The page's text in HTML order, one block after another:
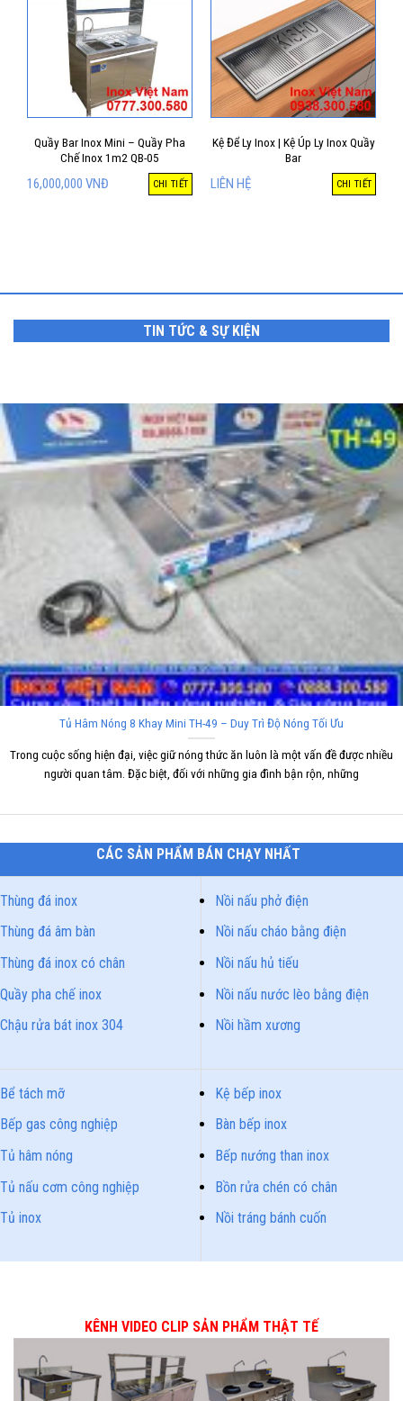
Quầy Bar Inox Mini – Quầy Pha
Chế Inox 1m2 QB-05
16,000,000 VNĐ CHI TIẾT
Kệ Để Ly Inox | Kệ Úp Ly Inox Quầy
Bar
LIÊN HỆ CHI TIẾT
TIN TỨC & SỰ KIỆN
Tủ Hâm Nóng 8 Khay Mini TH-49 – Duy Trì Độ Nóng Tối Ưu
Trong cuộc sống hiện đại, việc giữ nóng thức ăn luôn là một vấn đề được nhiều
người quan tâm. Đặc biệt, đối với những gia đình bận rộn, những
CÁC SẢN PHẨM BÁN CHẠY NHẤT
Thùng đá inox
Thùng đá âm bàn
Thùng đá inox có chân
Quầy pha chế inox
Chậu rửa bát inox 304
Nồi nấu phở điện
Nồi nấu cháo bằng điện
Nồi nấu hủ tiếu
Nồi nấu nước lèo bằng điện
Nồi hầm xương
Bể tách mỡ
Bếp gas công nghiệp
Tủ hâm nóng
Tủ nấu cơm công nghiệp
Tủ inox
Kệ bếp inox
Bàn bếp inox
Bếp nướng than inox
Bồn rửa chén có chân
Nồi tráng bánh cuốn
KÊNH VIDEO CLIP SẢN PHẨM THẬT TẾ